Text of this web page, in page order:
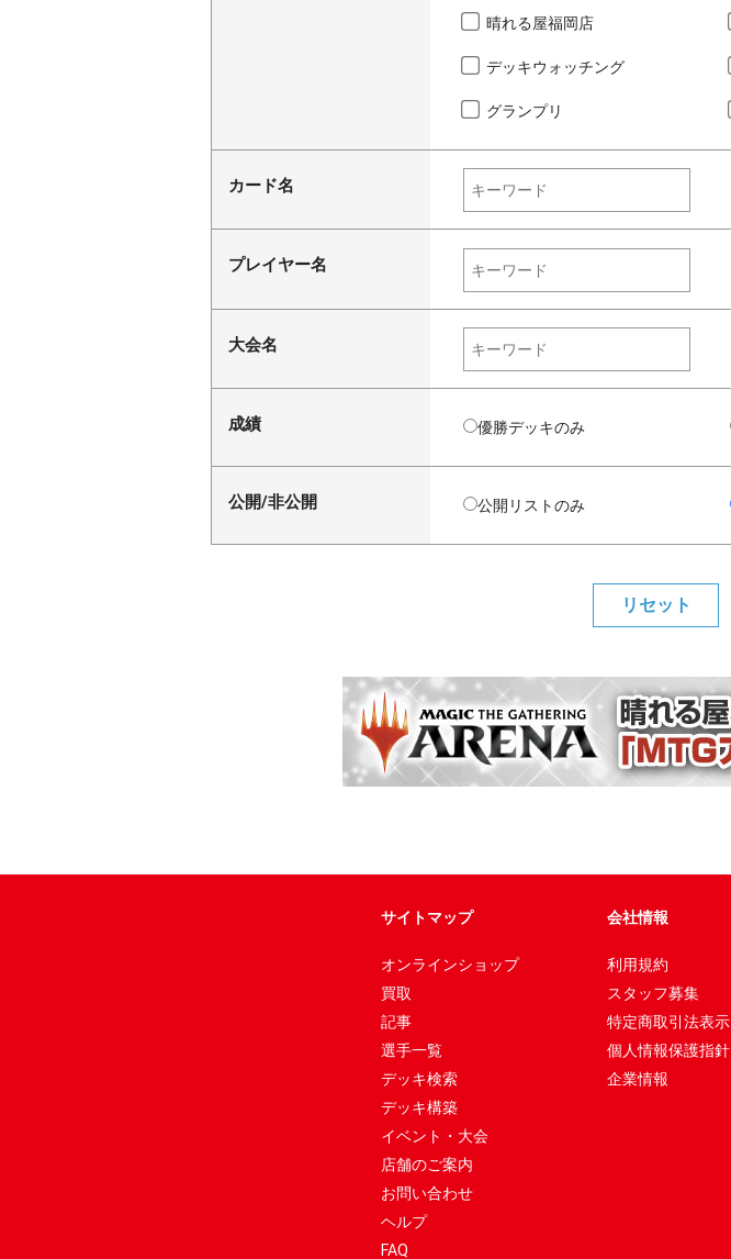
晴れる屋福岡店
デッキウォッチング
グランプリ
カード名
プレイヤー名
大会名
成績 優勝デッキのみ
公開/非公開 公開リストのみ
サイトマップ
オンラインショップ
買取
記事
選手一覧
デッキ検索
デッキ構築
イベント・大会
店舗のご案内
お問い合わせ
ヘルプ
FAQ
会社情報
利用規約
スタッフ募集
特定商取引法表示
個人情報保護指針
企業情報